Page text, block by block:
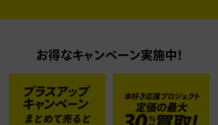
お得なキャンペーン実施中！